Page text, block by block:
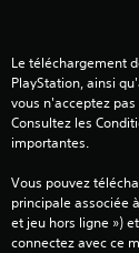
Le téléchargement
PlayStation, ainsi
vous n'acceptez
Consultez les
importantes.
Vous pouvez
principale associée
et jeu hors ligne »)
connectez avec ce